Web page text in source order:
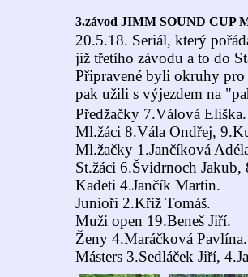
3.závod JIMM SOUND CUP
20.5.18. Seriál, který
již třetího závodu a to do
Připravené byli okruhy pro
pak užili s výjezdem na
Předžačky 7.Válová Eliška.
Ml.žáci 8.Vála Ondřej,
Ml.žačky 1.Jančíková
St.žáci 6.Švidrnoch Jakub,
Kadeti 4.Jančík Martin.
Junioři 2.Kříž Tomáš.
Muži open 19.Beneš Jiří.
Ženy 4.Maráčková Pavlína.
Másters 3.Sedláček Jiří,